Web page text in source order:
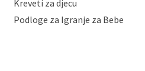
obrade Vaših osobnih
možete podnijeti poštom na
ili e-mailom na adresu:
Kreveti za djecu
Podloge za Igranje za Bebe